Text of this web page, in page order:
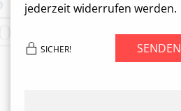
jederzeit widerrufen werden.
SICHER! SENDEN